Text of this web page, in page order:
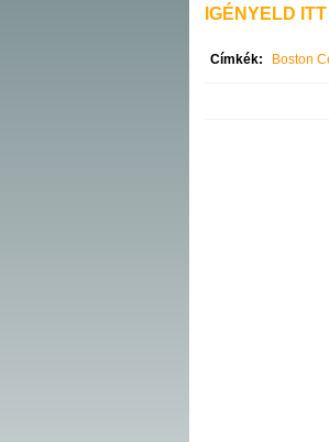
IGÉNYELD
Címkék: Boston